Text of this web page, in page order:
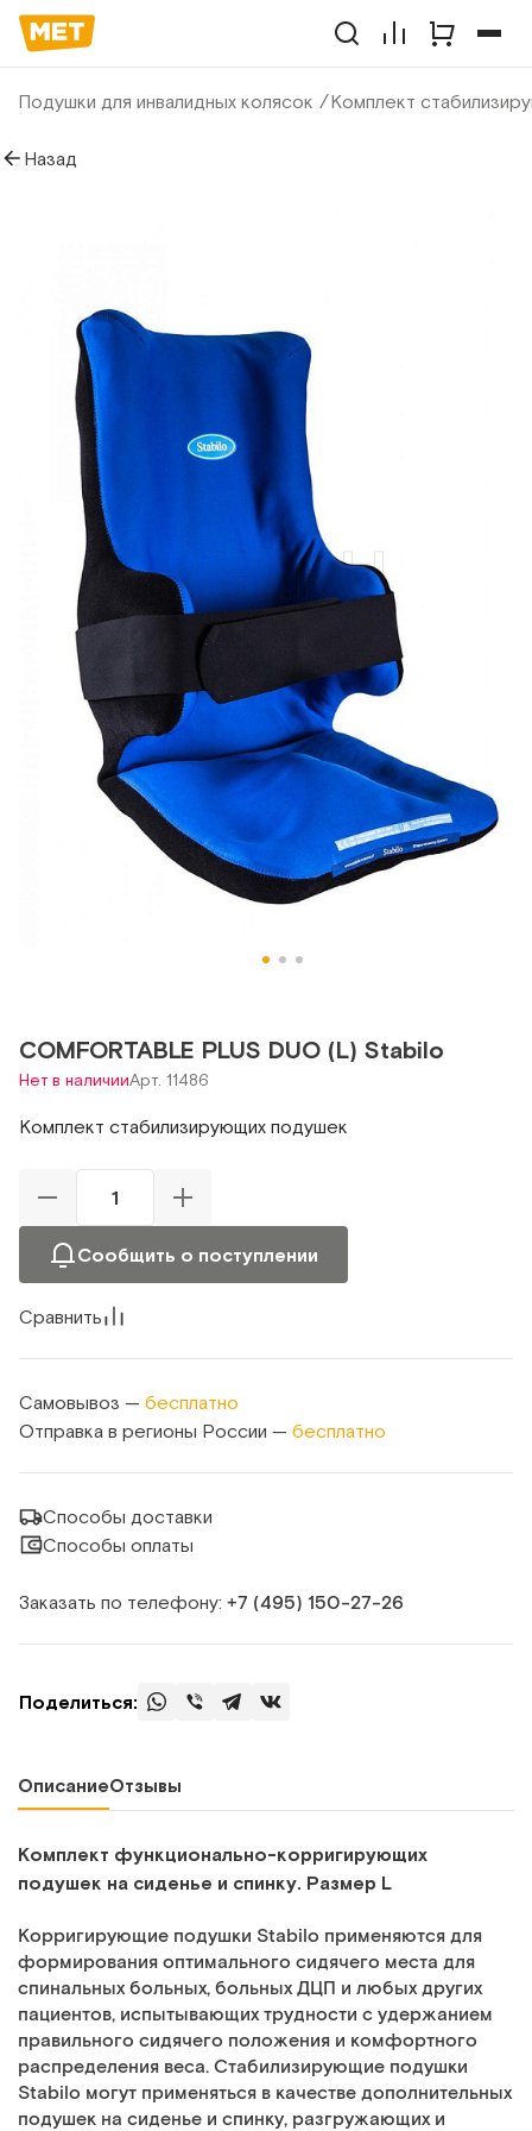
Подушки для инвалидных колясок Комплект
Назад
COMFORTABLE PLUS DUO (L) Stabilo
Нет в наличииАрт. 11486
Комплект стабилизирующих подушек
Сообщить о поступлении
Сравнить
Самовывоз — бесплатно
Отправка в регионы России — бесплатно
Способы доставки
Способы оплаты
Заказать по телефону: +7 (495) 150‑27‑26
Поделиться:
ОписаниеОтзывы
Комплект функционально-корригирующих
подушек на сиденье и спинку. Размер L
Корригирующие подушки Stabilo применяются для
формирования оптимального сидячего места для
спинальных больных, больных ДЦП и любых других
пациентов, испытывающих трудности с удержанием
правильного сидячего положения и комфортного
распределения веса. Стабилизирующие подушки
Stabilo могут применяться в качестве дополнительных
подушек на сиденье и спинку, разгружающих и